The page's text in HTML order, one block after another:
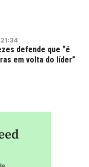
21:34
defende que “é
em volta do líder”